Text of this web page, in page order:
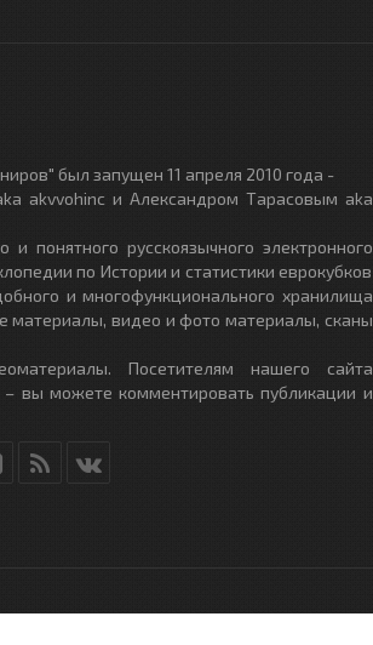
был запущен 11 апреля 2010 года -
akvvohinc и Александром Тарасовым aka
понятного русскоязычного электронного
по Истории и статистики еврокубков
и многофункционального хранилища
материалы, видео и фото материалы, сканы
Посетителям нашего сайта
вы можете комментировать публикации и
- All Rights Reserved.